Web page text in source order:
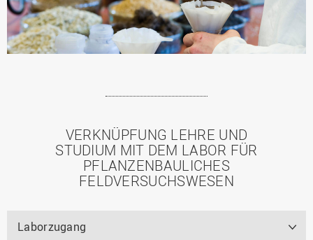
VERKNÜPFUNG LEHRE UND
STUDIUM MIT DEM LABOR FÜR
PFLANZENBAULICHES
FELDVERSUCHSWESEN
Laborzugang